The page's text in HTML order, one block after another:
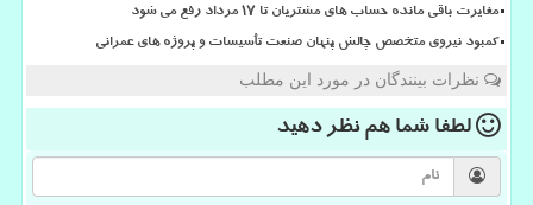
مغایرت باقی مانده حساب های مشتریان تا 17 مرداد رفع می شود
کمبود نیروی متخصص چالش پنهان صنعت تأسیسات و پروژه های عمرانی
نظرات بینندگان در مورد این مطلب
لطفا شما همنظر دهید